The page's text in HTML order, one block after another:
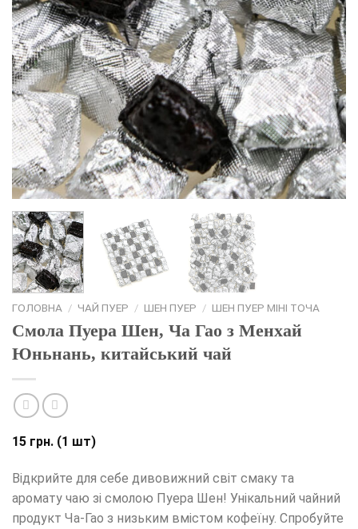
ГОЛОВНА / ЧАЙ ПУЕР / ШЕН ПУЕР / ШЕН ПУЕР МІНІ ТОЧА
Смола Пуера Шен, Ча Гао з Менхай
Юньнань, китайський чай
15 грн. (1 шт)
Відкрийте для себе дивовижний світ смаку та
аромату чаю зі смолою Пуера Шен! Унікальний чайний
продукт Ча-Гао з низьким вмістом кофеїну. Спробуйте